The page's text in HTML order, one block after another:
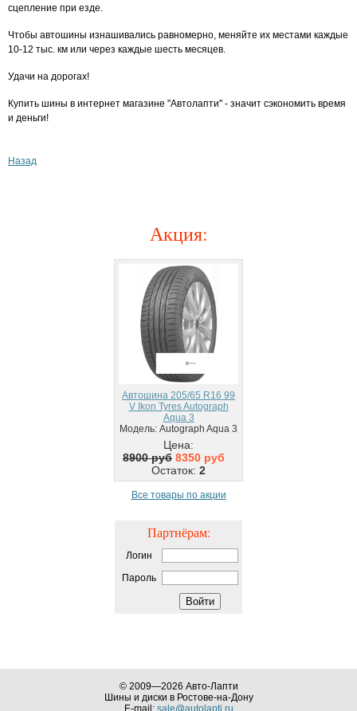
сцепление при езде.
Чтобы автошины изнашивались равномерно, меняйте их местами каждые
10-12 тыс. км или через каждые шесть месяцев.
Удачи на дорогах!
Купить шины в интернет магазине "Автолапти" - значит сэкономить время
и деньги!
Назад
Акция:
Автошина 205/65 R16 99
V Ikon Tyres Autograph
Aqua 3
Модель: Autograph Aqua 3
Цена:
8900 руб 8350 руб
Остаток: 2
Все товары по акции
Партнёрам:
Логин
Пароль
Войти
© 2009—2026 Авто-Лапти
Шины и диски в Ростове-на-Дону
E-mail: sale@autolapti.ru